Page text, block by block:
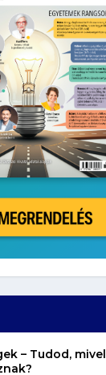
– Tudod, mivel